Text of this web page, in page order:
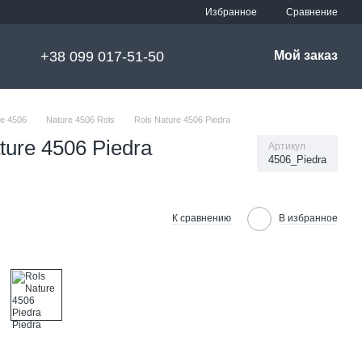
Избранное Сравнение
+38 099 017-51-50 Мой заказ
4506 Nature 4506 Rols Rols Nature 4506 Piedra
4506 Piedra Артикул
4506_Piedra
К сравнению В избранное